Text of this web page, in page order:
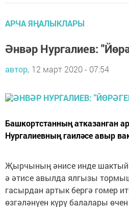
АРЧА ЯҢАЛЫКЛАРЫ
Әнвәр Нургалиев:
автор, 12 март 2020 - 07:54
Башкортстанның атказанган
Нургалиевның гаиләсе авыр
Җырчының әнисе инде шактый
ә әтисе авылда ялгызы
гасырдан артык бергә гомер
өзгәләнүен күрү балалары